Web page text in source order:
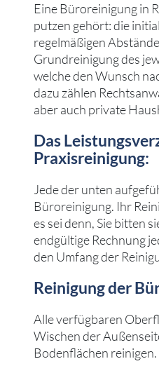
Eine Büroreinigung in
putzen gehört: die
regelmäßigen
Grundreinigung des
welche den Wunsch
dazu zählen
aber auch private
Das
Praxisreinigung:
Jede der unten
Büroreinigung. Ihr
es sei denn, Sie bitten
endgültige Rechnung
den Umfang der
Reinigung der
Alle verfügbaren
Wischen der
Bodenflächen reinigen.